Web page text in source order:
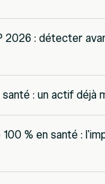
2026 : détecter
: un actif déjà
% en santé :